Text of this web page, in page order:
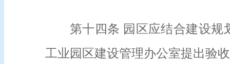
第十四条 园区应结合建设
工业园区建设管理办公室提出验